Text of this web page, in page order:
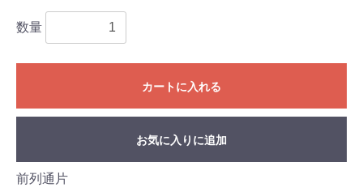
数量
カートに入れる
お気に入りに追加
前列通片